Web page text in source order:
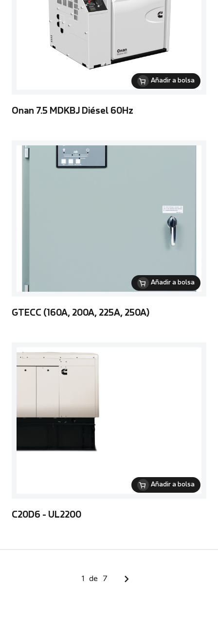
Añadir a bolsa
Onan 7.5 MDKBJ Diésel 60Hz
Añadir a bolsa
GTECC (160A, 200A, 225A, 250A)
Añadir a bolsa
C20D6 - UL2200
1 de 7